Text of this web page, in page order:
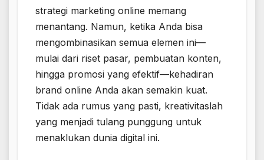
strategi marketing online memang
menantang. Namun, ketika Anda bisa
mengombinasikan semua elemen ini—
mulai dari riset pasar, pembuatan konten,
hingga promosi yang efektif—kehadiran
brand online Anda akan semakin kuat.
Tidak ada rumus yang pasti, kreativitaslah
yang menjadi tulang punggung untuk
menaklukan dunia digital ini.